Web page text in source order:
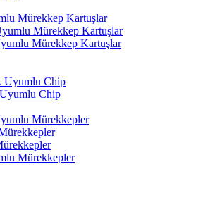
Mürekkep Kartuşlar
Mürekkep Kartuşlar
Mürekkep Kartuşlar
Uyumlu Chip
Chip
Mürekkepler
Mürekkepler